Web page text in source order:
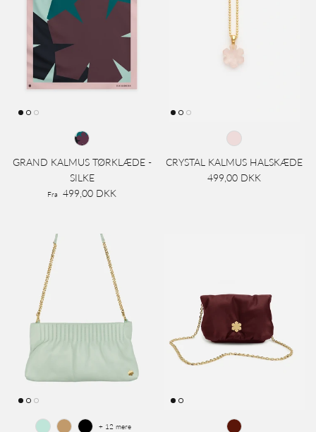
GRAND KALMUS TØRKLÆDE -
SILKE
Fra 499,00 DKK
CRYSTAL KALMUS HALSKÆDE
499,00 DKK
+ 12 mere